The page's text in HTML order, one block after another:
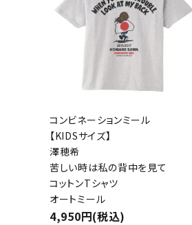
コンビネーションミール
【KIDSサイズ】
澤穂希
苦しい時は私の背中を見て
コットンTシャツ
オートミール
4,950円(税込)